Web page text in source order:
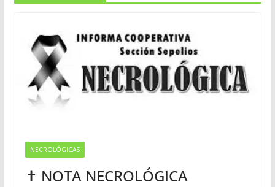
NECROLÓGICAS
✝ NOTA NECROLÓGICA